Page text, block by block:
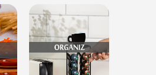
Casa e
Organização